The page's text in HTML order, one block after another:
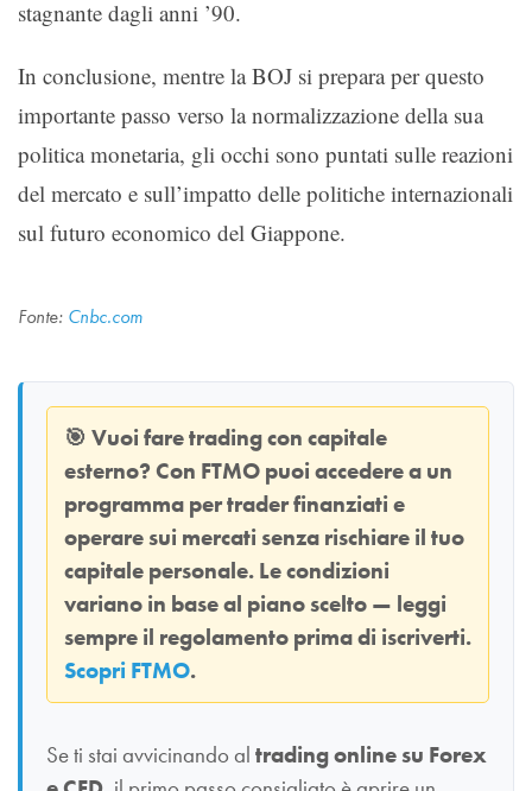
stagnante dagli anni ’90.
In conclusione, mentre la BOJ si prepara per questo
importante passo verso la normalizzazione della sua
politica monetaria, gli occhi sono puntati sulle reazioni
del mercato e sull’impatto delle politiche internazionali
sul futuro economico del Giappone.
Fonte: Cnbc.com
🎯 Vuoi fare trading con capitale
esterno? Con FTMO puoi accedere a un
programma per trader finanziati e
operare sui mercati senza rischiare il tuo
capitale personale. Le condizioni
variano in base al piano scelto — leggi
sempre il regolamento prima di iscriverti.
Scopri FTMO.
Se ti stai avvicinando al trading online su Forex